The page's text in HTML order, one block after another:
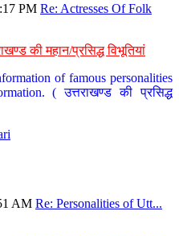
PM Re: Actresses Of Folk
की महान/प्रसिद्ध विभूतियां
of famous personalities
( उत्तराखण्ड की प्रसिद्ध
AM Re: Personalities of Utt...